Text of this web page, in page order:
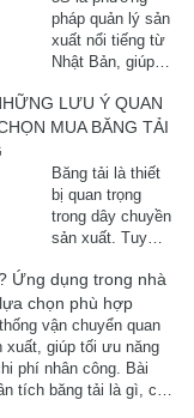
pháp quản lý sản
xuất nổi tiếng từ
Nhật Bản, giúp
ưu không gian
làm việc, nâng
đảm bảo an toàn.
Trong đó,
LƯU Ý QUAN
MUA BĂNG TẢI
Băng tải là thiết
bị quan trọng
trong dây chuyền
sản xuất. Tuy
mua băng tải phù
hợp và tránh lãng
phí chi phí, doanh
nghiệp cần nắm
rõ những lưu ý
quan ...
Ứng dụng trong nhà
chọn phù hợp
vận chuyển quan
xuất, giúp tối ưu năng
phí nhân công. Bài
tích băng tải là gì, các